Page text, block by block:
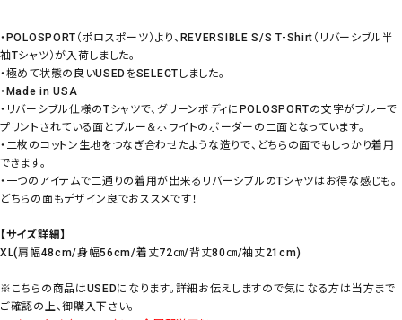
・POLOSPORT（ポロスポーツ）より、REVERSIBLE S/S T-Shirt（リバーシブル半
袖Tシャツ）が入荷しました。
・極めて状態の良いUSEDをSELECTしました。
・Made in USA
・リバーシブル仕様のTシャツで、グリーンボディにPOLOSPORTの文字がブルーで
プリントされている面とブルー＆ホワイトのボーダーの二面となっています。
・二枚のコットン生地をつなぎ合わせたような造りで、どちらの面でもしっかり着用
できます。
・一つのアイテムで二通りの着用が出来るリバーシブルのTシャツはお得な感じも。
どちらの面もデザイン良でおススメです！
【サイズ詳細】
XL(肩幅48cm/身幅56cm/着丈72㎝/背丈80㎝/袖丈21cm)
※こちらの商品はUSEDになります。詳細お伝えしますので気になる方は当方まで
ご確認の上、御購入下さい。